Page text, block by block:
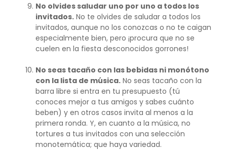
No olvides saludar uno por uno a todos los
invitados. No te olvides de saludar a todos los
invitados, aunque no los conozcas o no te caigan
especialmente bien, pero ¡procura que no se
cuelen en la fiesta desconocidos gorrones!
No seas tacaño con las bebidas ni monótono
con la lista de música. No seas tacaño con la
barra libre si entra en tu presupuesto (tú
conoces mejor a tus amigos y sabes cuánto
beben) y en otros casos invita al menos a la
primera ronda. Y, en cuanto a la música, no
tortures a tus invitados con una selección
monotemática; que haya variedad.